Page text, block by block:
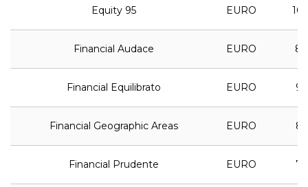
Equity 95 EURO
Financial Audace EURO
Financial Equilibrato EURO
Financial Geographic Areas EURO
Financial Prudente EURO